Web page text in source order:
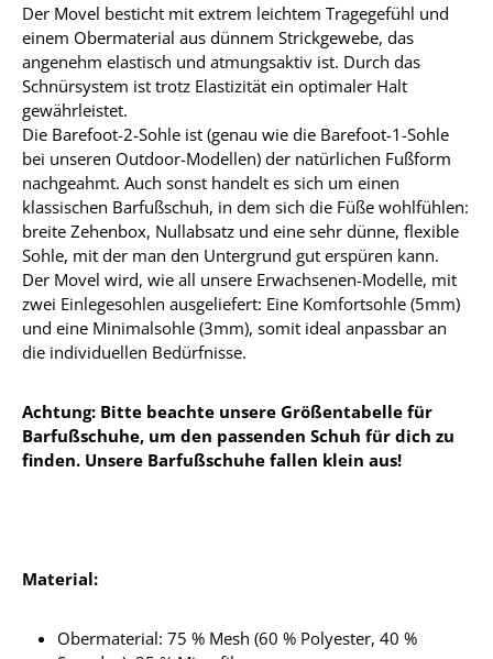
Der Movel besticht mit extrem leichtem Tragegefühl und
einem Obermaterial aus dünnem Strickgewebe, das
angenehm elastisch und atmungsaktiv ist. Durch das
Schnürsystem ist trotz Elastizität ein optimaler Halt
gewährleistet.
Die Barefoot-2-Sohle ist (genau wie die Barefoot-1-Sohle
bei unseren Outdoor-Modellen) der natürlichen Fußform
nachgeahmt. Auch sonst handelt es sich um einen
klassischen Barfußschuh, in dem sich die Füße wohlfühlen:
breite Zehenbox, Nullabsatz und eine sehr dünne, flexible
Sohle, mit der man den Untergrund gut erspüren kann.
Der Movel wird, wie all unsere Erwachsenen-Modelle, mit
zwei Einlegesohlen ausgeliefert: Eine Komfortsohle (5mm)
und eine Minimalsohle (3mm), somit ideal anpassbar an
die individuellen Bedürfnisse.
Achtung: Bitte beachte unsere Größentabelle für
Barfußschuhe, um den passenden Schuh für dich zu
finden. Unsere Barfußschuhe fallen klein aus!
Material:
Obermaterial: 75 % Mesh (60 % Polyester, 40 %